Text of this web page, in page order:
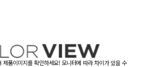
제품이미지를 확인하세요! 모니터에 따라 차이가 있을 수